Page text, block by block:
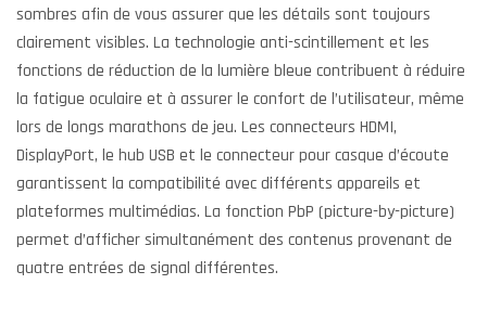
sombres afin de vous assurer que les détails sont toujours
clairement visibles. La technologie anti-scintillement et les
fonctions de réduction de la lumière bleue contribuent à réduire
la fatigue oculaire et à assurer le confort de l’utilisateur, même
lors de longs marathons de jeu. Les connecteurs HDMI,
DisplayPort, le hub USB et le connecteur pour casque d’écoute
garantissent la compatibilité avec différents appareils et
plateformes multimédias. La fonction PbP (picture-by-picture)
permet d’afficher simultanément des contenus provenant de
quatre entrées de signal différentes.